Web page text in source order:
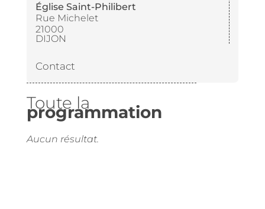
Église Saint-Philibert
Rue Michelet
21000
DIJON
Contact
Toute la
programmation
Aucun résultat.